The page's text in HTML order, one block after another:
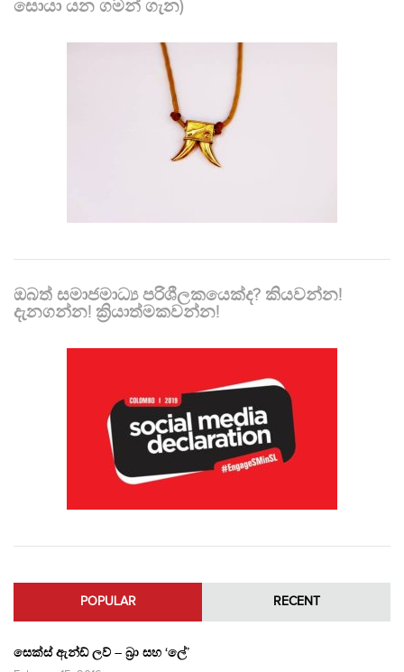
සොයා යන ගමන් ගැන)
ඔබත් සමාජමාධ්‍ය පරිශීලකයෙක්ද? කියවන්න!
දැනගන්න! ක්‍රියාත්මකවන්න!
POPULAR RECENT
සෙක්ස් ඇන්ඩ් ලව් – බ්‍රා සහ ‘ලේ’